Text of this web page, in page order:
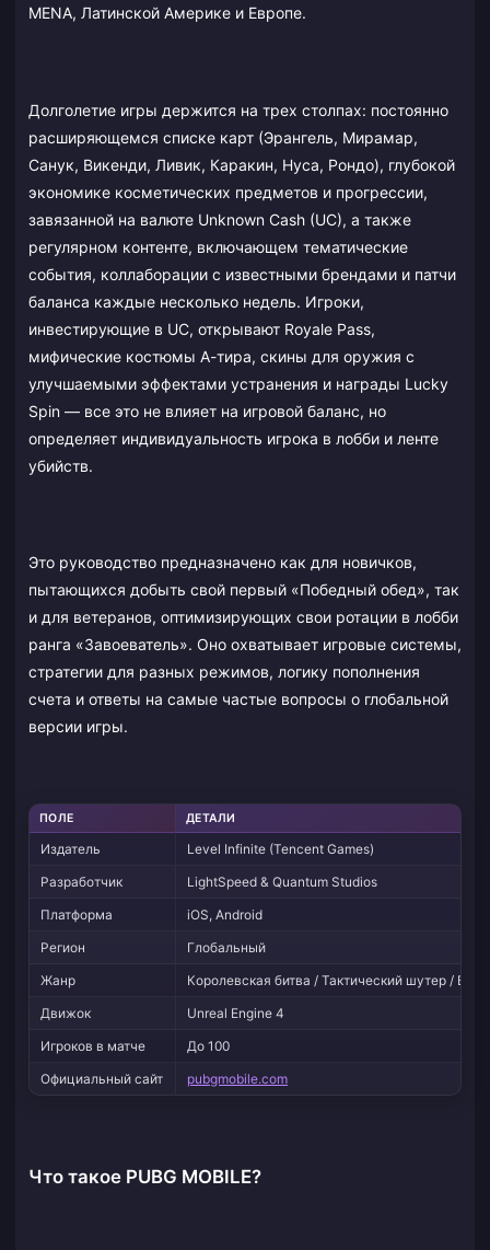
MENA, Латинской Америке и Европе.
Долголетие игры держится на трех столпах: постоянно
расширяющемся списке карт (Эрангель, Мирамар,
Санук, Викенди, Ливик, Каракин, Нуса, Рондо), глубокой
экономике косметических предметов и прогрессии,
завязанной на валюте Unknown Cash (UC), а также
регулярном контенте, включающем тематические
события, коллаборации с известными брендами и патчи
баланса каждые несколько недель. Игроки,
инвестирующие в UC, открывают Royale Pass,
мифические костюмы А-тира, скины для оружия с
улучшаемыми эффектами устранения и награды Lucky
Spin — все это не влияет на игровой баланс, но
определяет индивидуальность игрока в лобби и ленте
убийств.
Это руководство предназначено как для новичков,
пытающихся добыть свой первый «Победный обед», так
и для ветеранов, оптимизирующих свои ротации в лобби
ранга «Завоеватель». Оно охватывает игровые системы,
стратегии для разных режимов, логику пополнения
счета и ответы на самые частые вопросы о глобальной
версии игры.
ПОЛЕ ДЕТАЛИ
Издатель
Level Infinite (Tencent Games)
Разработчик
LightSpeed & Quantum Studios
Платформа
iOS, Android
Регион
Глобальный
Жанр
Королевская битва / Тактический шутер /
Движок
Unreal Engine 4
Игроков в матче
До 100
Официальный сайт
pubgmobile.com
Что такое PUBG MOBILE?